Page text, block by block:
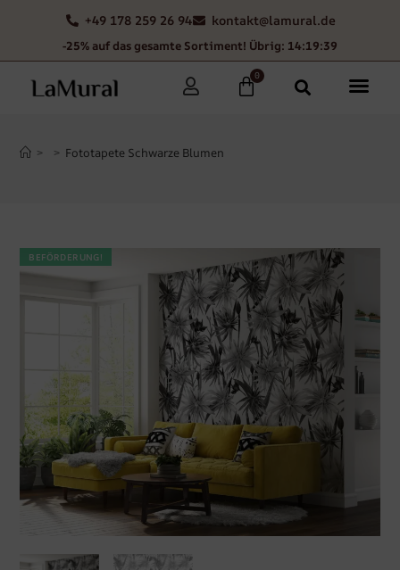
+49 178 259 26 94 kontakt@lamural.de
-25% auf das gesamte Sortiment! Übrig: 14:19:38
0
> > Fototapete Schwarze Blumen
BEFÖRDERUNG!